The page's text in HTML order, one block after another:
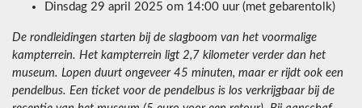
Dinsdag 29 april 2025 om 14:00 uur (met gebarentolk)
De rondleidingen starten bij de slagboom van het voormalige
kampterrein. Het kampterrein ligt 2,7 kilometer verder dan het
museum. Lopen duurt ongeveer 45 minuten, maar er rijdt ook een
pendelbus. Een ticket voor de pendelbus is los verkrijgbaar bij de